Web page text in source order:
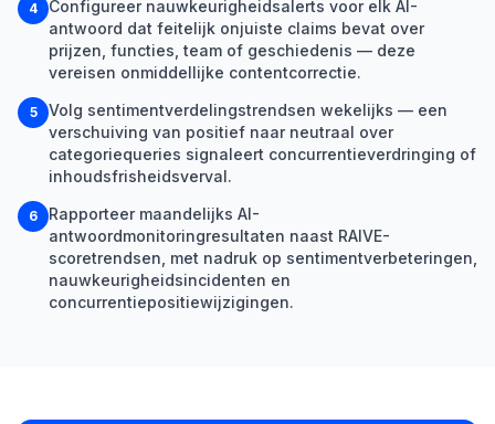
4
Configureer nauwkeurigheidsalerts voor elk AI-
antwoord dat feitelijk onjuiste claims bevat over
prijzen, functies, team of geschiedenis — deze
vereisen onmiddellijke contentcorrectie.
5
Volg sentimentverdelingstrendsen wekelijks — een
verschuiving van positief naar neutraal over
categoriequeries signaleert concurrentieverdringing of
inhoudsfrisheidsverval.
6
Rapporteer maandelijks AI-
antwoordmonitoringresultaten naast RAIVE-
scoretrendsen, met nadruk op sentimentverbeteringen,
nauwkeurigheidsincidenten en
concurrentiepositiewijzigingen.